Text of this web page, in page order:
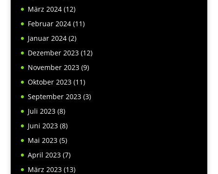
März 2024(12)
Februar 2024(11)
Januar 2024(2)
Dezember 2023(12)
November 2023(9)
Oktober 2023(11)
September 2023(3)
Juli 2023(8)
Juni 2023(8)
Mai 2023(5)
April 2023(7)
März 2023(13)